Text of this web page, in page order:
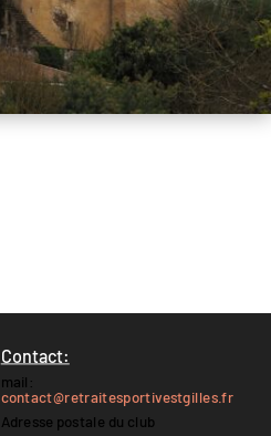
Contact:
mail:
contact@retraitesportivestgilles.fr
Adresse postale du club